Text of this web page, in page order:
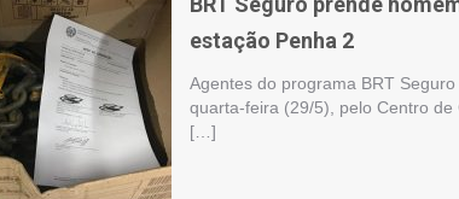
estação Penha 2
Agentes do programa BRT
quarta-feira (29/5), pelo Centro de
[…]